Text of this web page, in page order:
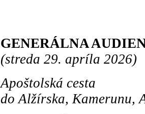
GENERÁLNA
(streda 29. apríla 2026)
Apoštolská cesta
do Alžírska, Kamerunu,